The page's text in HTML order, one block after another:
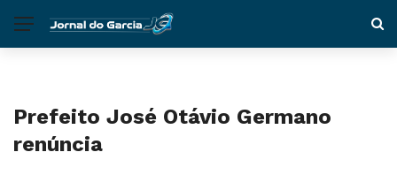
Prefeito José Otávio Germano
renúncia